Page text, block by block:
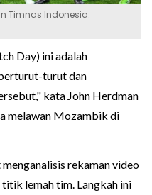
Timnas Indonesia.
Day) ini adalah
turut dan
kata John Herdman
melawan Mozambik di
rekaman video
lemah tim. Langkah ini